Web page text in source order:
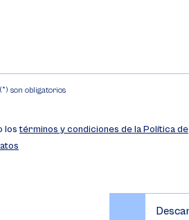
son obligatorios
lostérminos y condiciones de la Política de